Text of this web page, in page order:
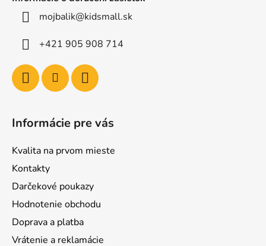
mojbalik@kidsmall.sk
+421 905 908 714
Informácie pre vás
Kvalita na prvom mieste
Kontakty
Darčekové poukazy
Hodnotenie obchodu
Doprava a platba
Vrátenie a reklamácie